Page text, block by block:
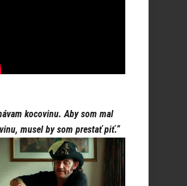
kocovinu. Aby som mal
musel by som prestať piť.“